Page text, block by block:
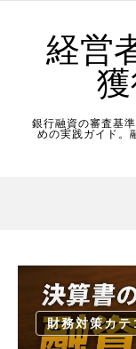
経営
銀行融資の審査基
めの実践ガイド。
財務対策カテ